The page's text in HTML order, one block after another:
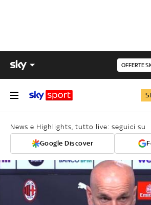
OFFERTE
News e Highlights, tutto live: seguici su
Google Discover